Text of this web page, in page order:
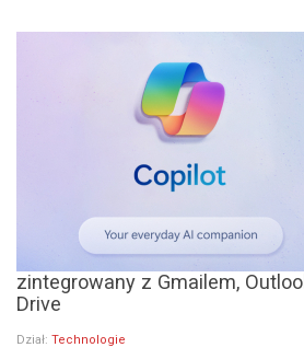
zintegrowany z Gmailem,
Drive
Dział: Technologie